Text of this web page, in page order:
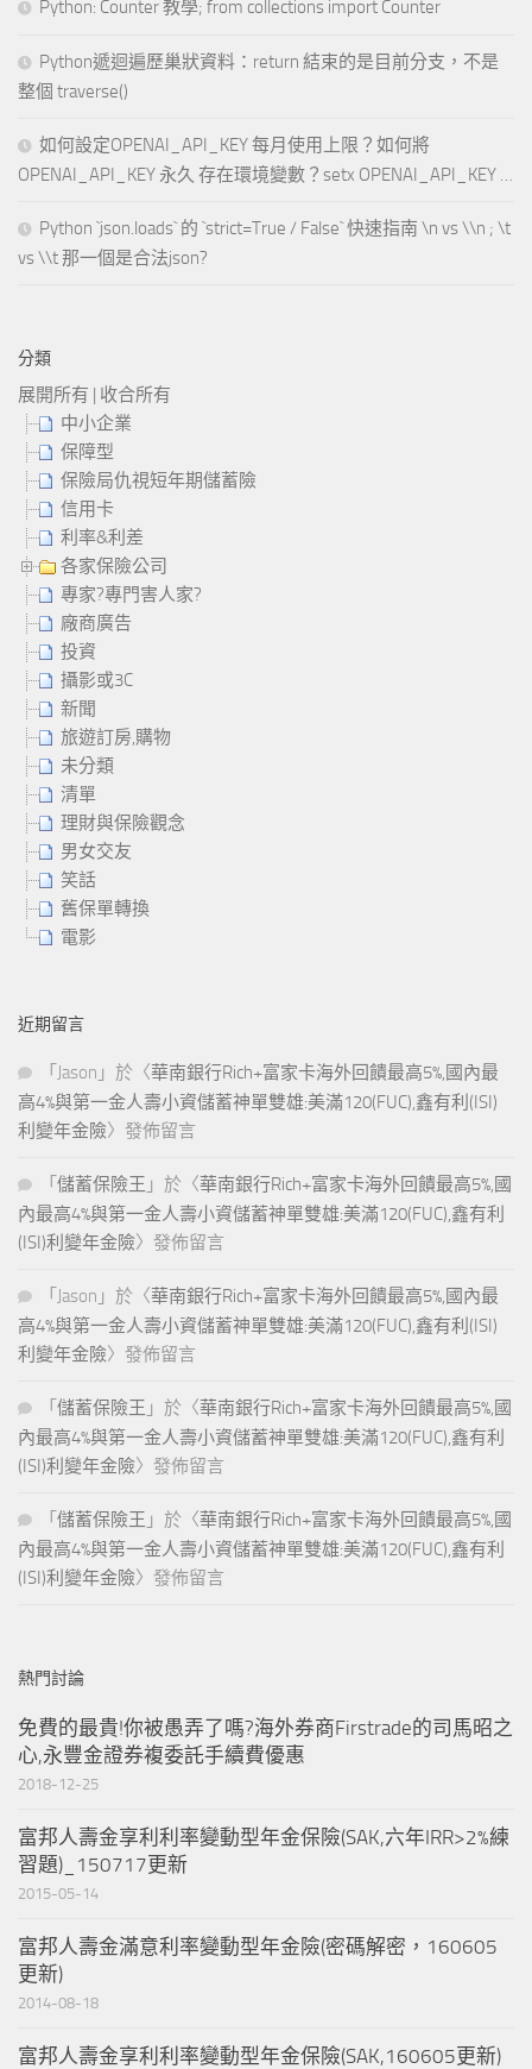
Python: Counter 教學; from collections import Counter
Python遞迴遍歷巢狀資料：return 結束的是目前分支，不是
整個 traverse()
如何設定OPENAI_API_KEY 每月使用上限？如何將
OPENAI_API_KEY 永久 存在環境變數？setx OPENAI_API_KEY …
Python `json.loads` 的 `strict=True / False` 快速指南 \n vs \\n ; \t
vs \\t 那一個是合法json?
分類
展開所有 | 收合所有
中小企業
保障型
保險局仇視短年期儲蓄險
信用卡
利率&利差
各家保險公司
專家?專門害人家?
廠商廣告
投資
攝影或3C
新聞
旅遊訂房,購物
未分類
清單
理財與保險觀念
男女交友
笑話
舊保單轉換
電影
近期留言
「 Jason 」於〈華南銀行Rich+富家卡海外回饋最高5%,國內最
高4%與第一金人壽小資儲蓄神單雙雄:美滿120(FUC),鑫有利(ISI)
利變年金險〉發佈留言
「 儲蓄保險王 」於〈華南銀行Rich+富家卡海外回饋最高5%,國
內最高4%與第一金人壽小資儲蓄神單雙雄:美滿120(FUC),鑫有利
(ISI)利變年金險〉發佈留言
「 Jason 」於〈華南銀行Rich+富家卡海外回饋最高5%,國內最
高4%與第一金人壽小資儲蓄神單雙雄:美滿120(FUC),鑫有利(ISI)
利變年金險〉發佈留言
「 儲蓄保險王 」於〈華南銀行Rich+富家卡海外回饋最高5%,國
內最高4%與第一金人壽小資儲蓄神單雙雄:美滿120(FUC),鑫有利
(ISI)利變年金險〉發佈留言
「 儲蓄保險王 」於〈華南銀行Rich+富家卡海外回饋最高5%,國
內最高4%與第一金人壽小資儲蓄神單雙雄:美滿120(FUC),鑫有利
(ISI)利變年金險〉發佈留言
熱門討論
免費的最貴!你被愚弄了嗎?海外券商Firstrade的司馬昭之
心,永豐金證券複委託手續費優惠
2018-12-25
富邦人壽金享利利率變動型年金保險(SAK,六年IRR>2%練
習題)_150717更新
2015-05-14
富邦人壽金滿意利率變動型年金險(密碼解密，160605
更新)
2014-08-18
富邦人壽金享利利率變動型年金保險(SAK,160605更新)